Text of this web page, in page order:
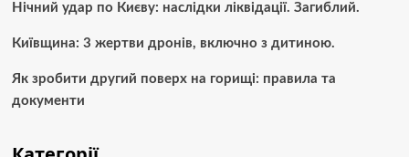
Нічний удар по Києву: наслідки ліквідації. Загиблий.
Київщина: 3 жертви дронів, включно з дитиною.
Як зробити другий поверх на горищі: правила та
документи